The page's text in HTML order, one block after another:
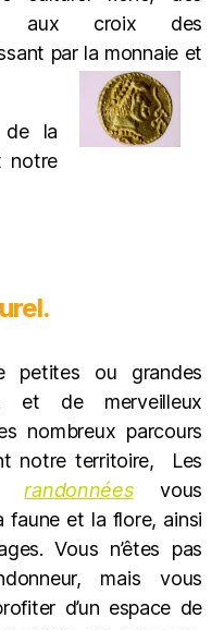
aux croix des
par la monnaie et
de la
notre
petites ou grandes
et de merveilleux
nombreux parcours
notre territoire, Les
randonnéesvous
faune et la flore, ainsi
Vous n’êtes pas
mais vous
d’un espace de